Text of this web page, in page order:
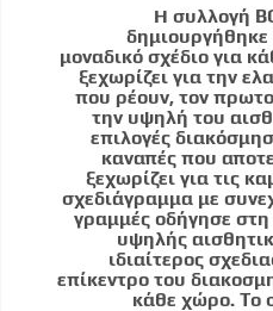
Η συλλογή
δημιουργήθηκε
μοναδικό σχέδιο για
ξεχωρίζει για την
που ρέουν, τον
την υψηλή του
επιλογές
καναπές που
ξεχωρίζει για τις
σχεδιάγραμμα με
γραμμές οδήγησε στη
υψηλής
ιδιαίτερος
επίκεντρο του
κάθε χώρο. Το